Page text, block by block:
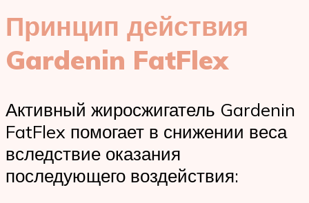
Принцип действия
Gardenin FatFlex
Активный жиросжигатель Gardenin
FatFlex помогает в снижении веса
вследствие оказания
последующего воздействия: